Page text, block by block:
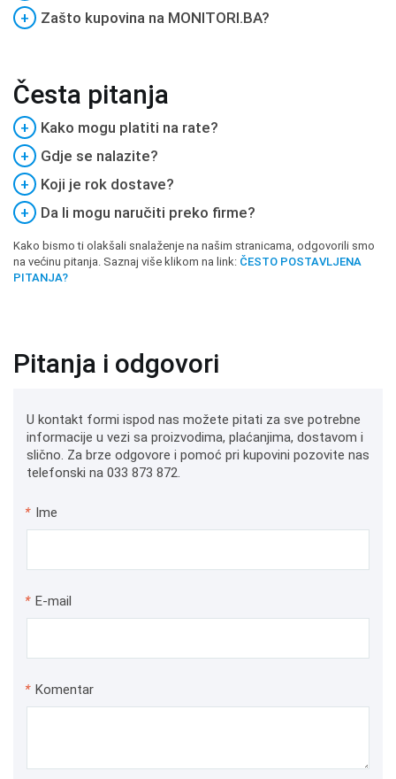
+
Zašto kupovina na MONITORI.BA?
Česta pitanja
+
Kako mogu platiti na rate?
+
Gdje se nalazite?
+
Koji je rok dostave?
+
Da li mogu naručiti preko firme?
Kako bismo ti olakšali snalaženje na našim stranicama, odgovorili smo
na većinu pitanja. Saznaj više klikom na link: ČESTO POSTAVLJENA
PITANJA?
Pitanja i odgovori
U kontakt formi ispod nas možete pitati za sve potrebne
informacije u vezi sa proizvodima, plaćanjima, dostavom i
slično. Za brze odgovore i pomoć pri kupovini pozovite nas
telefonski na 033 873 872.
* Ime
* E-mail
* Komentar